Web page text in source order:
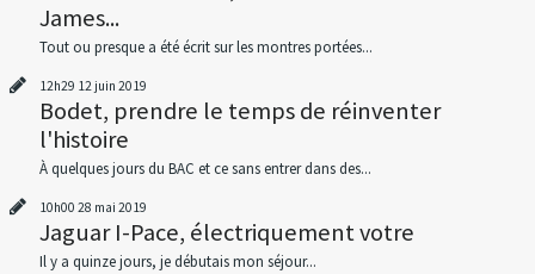
James...
Tout ou presque a été écrit sur les montres portées...
12h29 12 juin 2019
Bodet, prendre le temps de réinventer
l'histoire
À quelques jours du BAC et ce sans entrer dans des...
10h00 28 mai 2019
Jaguar I-Pace, électriquement votre
Il y a quinze jours, je débutais mon séjour...